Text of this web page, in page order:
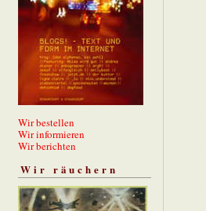
Wir bestellen
Wir informieren
Wir berichten
Wir räuchern